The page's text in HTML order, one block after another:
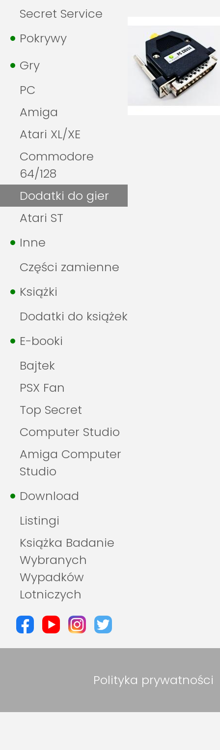
Secret Service
Pokrywy
Gry
PC
Amiga
Atari XL/XE
Commodore
64/128
Dodatki do gier
Atari ST
Inne
Części zamienne
Książki
Dodatki do książek
E-booki
Bajtek
PSX Fan
Top Secret
Computer Studio
Amiga Computer
Studio
Download
Listingi
Książka Badanie
Wybranych
Wypadków
Lotniczych
Polityka prywatności